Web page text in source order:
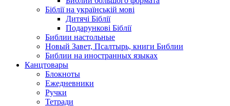
Біблії на українській мові
Дитячі Біблії
Подарункові Біблії
Библии настольные
Новый Завет, Псалтырь, книги Библии
Библии на иностранных языках
Канцтовары
Блокноты
Ежедневники
Ручки
Тетради